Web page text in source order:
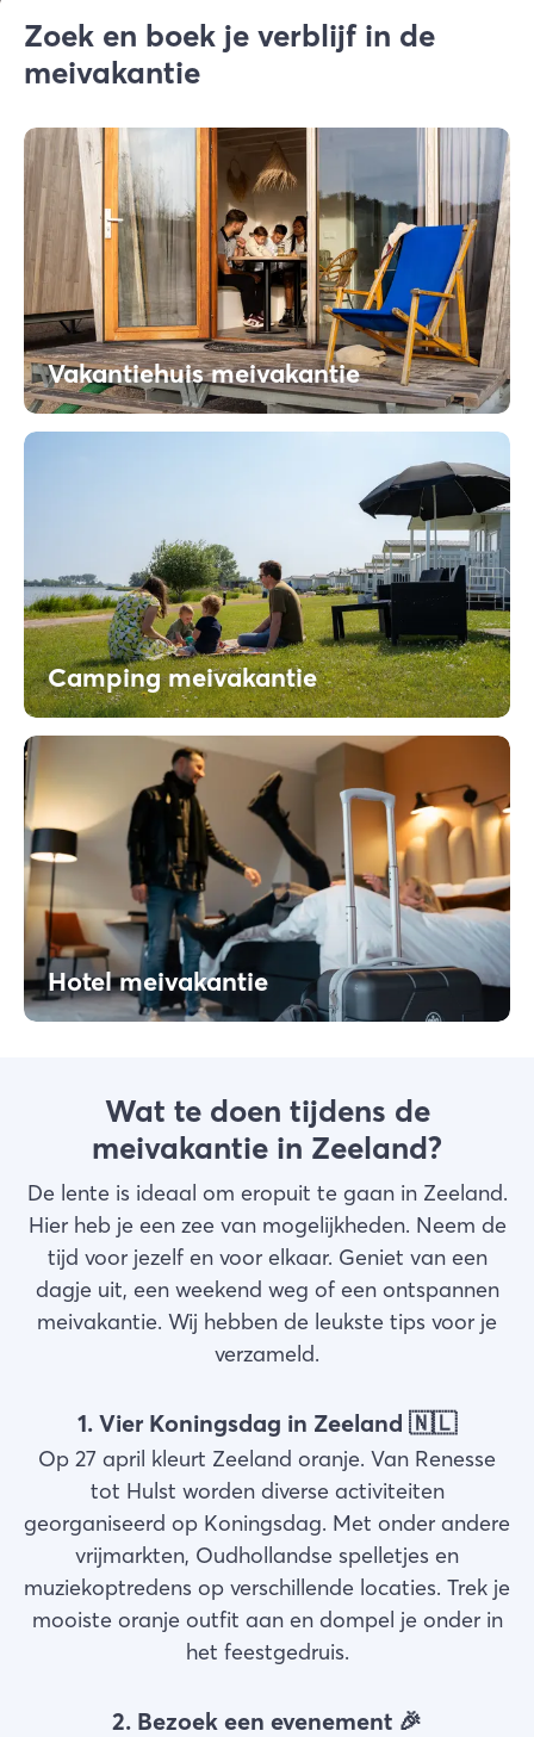
Zoek en boek je verblijf in de
meivakantie
Vakantiehuis meivakantie
Camping meivakantie
Hotel meivakantie
Wat te doen tijdens de
meivakantie in Zeeland?
De lente is ideaal om eropuit te gaan in Zeeland.
Hier heb je een zee van mogelijkheden. Neem de
tijd voor jezelf en voor elkaar. Geniet van een
dagje uit, een weekend weg of een ontspannen
meivakantie. Wij hebben de leukste tips voor je
verzameld.
1. Vier Koningsdag in Zeeland 🇳🇱
Op 27 april kleurt Zeeland oranje. Van Renesse
tot Hulst worden diverse activiteiten
georganiseerd op Koningsdag. Met onder andere
vrijmarkten, Oudhollandse spelletjes en
muziekoptredens op verschillende locaties. Trek je
mooiste oranje outfit aan en dompel je onder in
het feestgedruis.
2. Bezoek een evenement 🎉